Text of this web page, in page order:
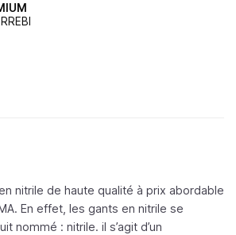
nitrile de haute qualité à prix abordable
En effet, les gants en nitrile se
nommé : nitrile. il s’agit d’un